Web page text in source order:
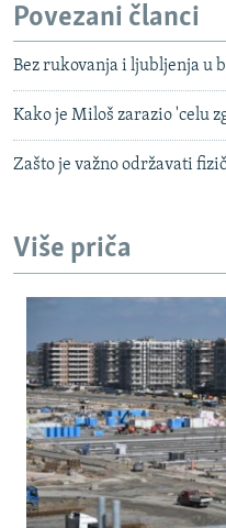
Povezani članci
Bez rukovanja i ljubljenja u
Kako je Miloš zarazio 'celu
Zašto je važno održavati
Više priča